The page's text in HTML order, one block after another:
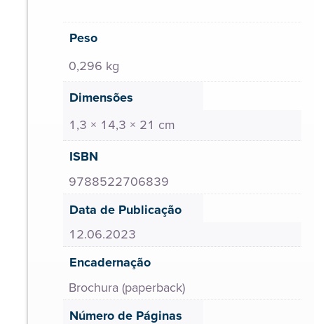
Peso
0,296 kg
Dimensões
1,3 × 14,3 × 21 cm
ISBN
9788522706839
Data de Publicação
12.06.2023
Encadernação
Brochura (paperback)
Número de Páginas